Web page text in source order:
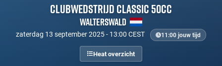
Clubwedstrijd Classic 50cc
Walterswald
zaterdag 13 september 2025 - 13:00 CEST 11:00 jouw tijd
Heat overzicht